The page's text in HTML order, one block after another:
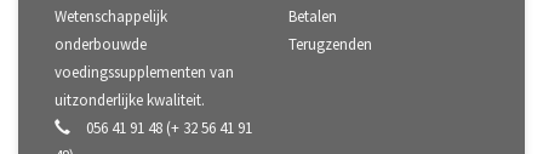
Wetenschappelijk
onderbouwde
voedingssupplementen van
uitzonderlijke kwaliteit.
056 41 91 48 (+ 32 56 41 91
Betalen
Terugzenden